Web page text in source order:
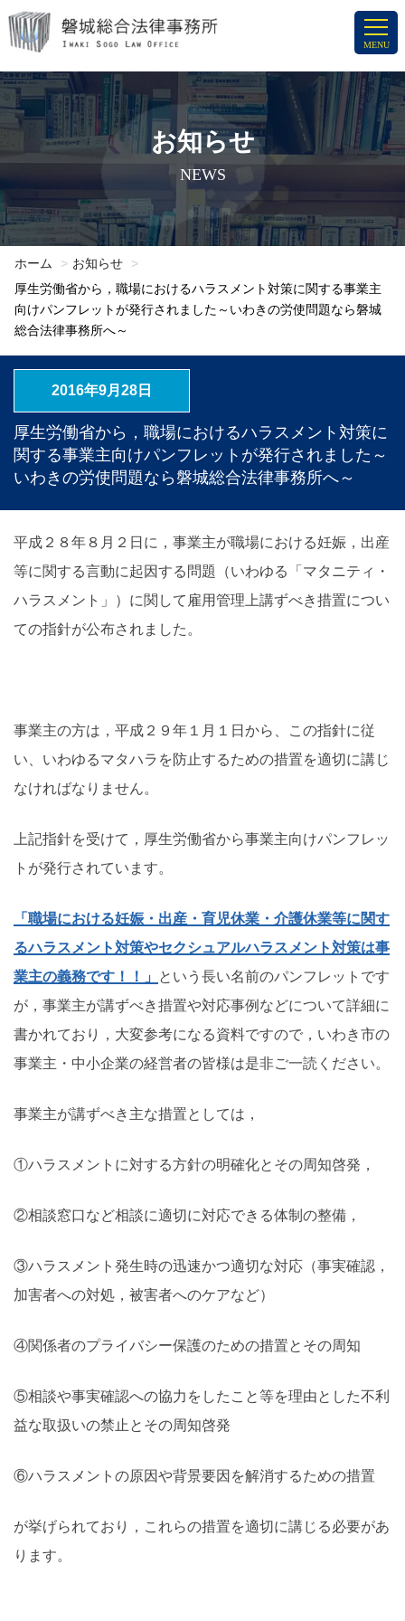
ン
ン
ツ
プ
MENU
お知らせ
NEWS
ホーム
お知らせ
厚生労働省から，職場におけるハラスメント対策に関する事業主
向けパンフレットが発行されました～いわきの労使問題なら磐城
総合法律事務所へ～
2016年9月28日
厚生労働省から，職場におけるハラスメント対策に
関する事業主向けパンフレットが発行されました～
いわきの労使問題なら磐城総合法律事務所へ～
平成２８年８月２日に，事業主が職場における妊娠，出産
等に関する言動に起因する問題（いわゆる「マタニティ・
ハラスメント」）に関して雇用管理上講ずべき措置につい
ての指針が公布されました。
事業主の方は，平成２９年１月１日から、この指針に従
い、いわゆるマタハラを防止するための措置を適切に講じ
なければなりません。
上記指針を受けて， 厚生労働省から事業主向けパンフレッ
トが発行されています。
「職場における妊娠・出産・育児休業・介護休業等に関す
るハラスメント対策やセクシュアルハラスメント対策は事
業主の義務です！！」 という長い名前のパンフレットです
が，事業主が講ずべき措置や対応事例などについて詳細に
書かれており，大変参考になる資料ですので，いわき市の
事業主・中小企業の経営者の皆様は是非ご一読ください。
事業主が講ずべき主な措置としては，
①ハラスメントに対する方針の明確化とその周知啓発，
②相談窓口など相談に適切に対応できる体制の整備，
③ハラスメント発生時の迅速かつ適切な対応（事実確認，
加害者への対処，被害者へのケアなど）
④関係者のプライバシー保護のための措置とその周知
⑤相談や事実確認への協力をしたこと等を理由とした不利
益な取扱いの禁止とその周知啓発
⑥ハラスメントの原因や背景要因を解消するための措置
が挙げられており，これらの措置を適切に講じる必要があ
ります。